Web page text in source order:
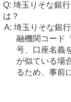
埼玉りそな銀
は？
埼玉りそな銀
融機関コード
号、口座名義
が似ている場
るため、事前